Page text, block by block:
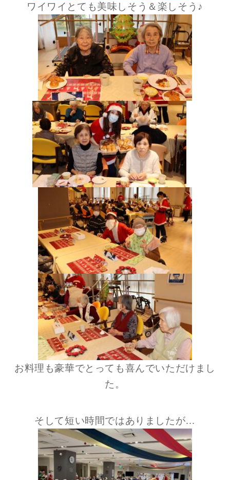
ワイワイとても美味しそう＆楽しそう♪
お料理も豪華でとっても喜んでいただけまし
た。
そして短い時間ではありましたが…